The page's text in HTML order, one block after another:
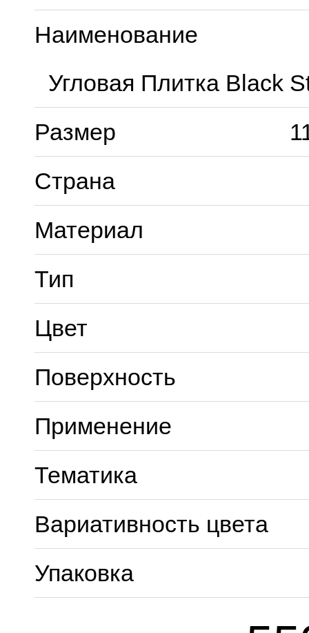
Наименование
Угловая Плитка Black
Размер
Страна
Материал
Тип
Цвет
Поверхность
Применение
Тематика
Вариативность цвета
Упаковка